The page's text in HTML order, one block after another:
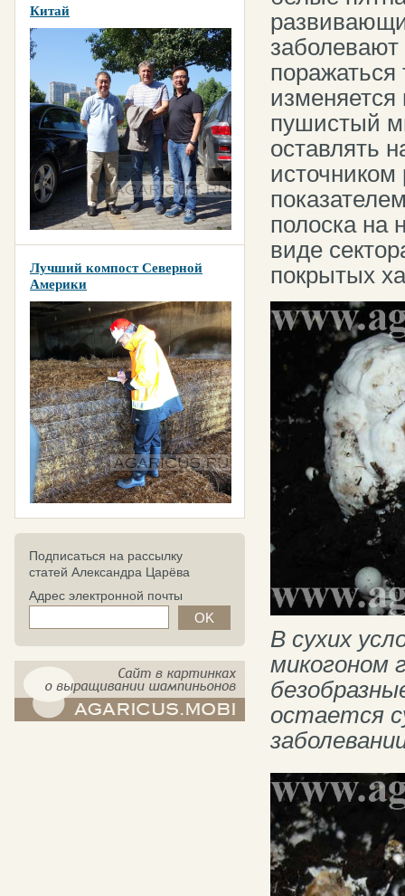
Китай
Лучший компост Северной
Америки
Подписаться на рассылку
статей Александра Царёва
Адрес электронной почты
поражаться
пушистый
оставлять
источником
полоска на
виде
покрытых
В сухих
микогоном
остается